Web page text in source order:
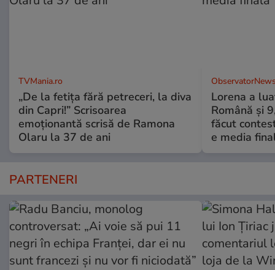
TVMania.ro
„De la fetița fără petreceri, la diva
din Capri!” Scrisoarea
emoționantă scrisă de Ramona
Olaru la 37 de ani
Lorena a
Română şi
făcut
e media
PARTENERI